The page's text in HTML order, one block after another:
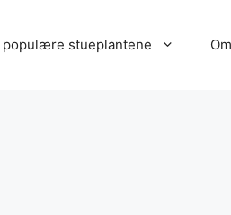
populære stueplantene